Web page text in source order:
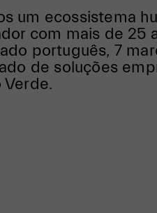
um ecossistema
com mais de 25
português, 7
de soluções
Verde.